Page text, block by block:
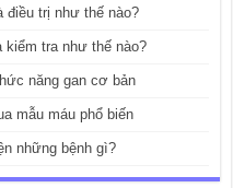
điều trị như thế nào?
kiểm tra như thế nào?
năng gan cơ bản
mẫu máu phổ biến
những bệnh gì?